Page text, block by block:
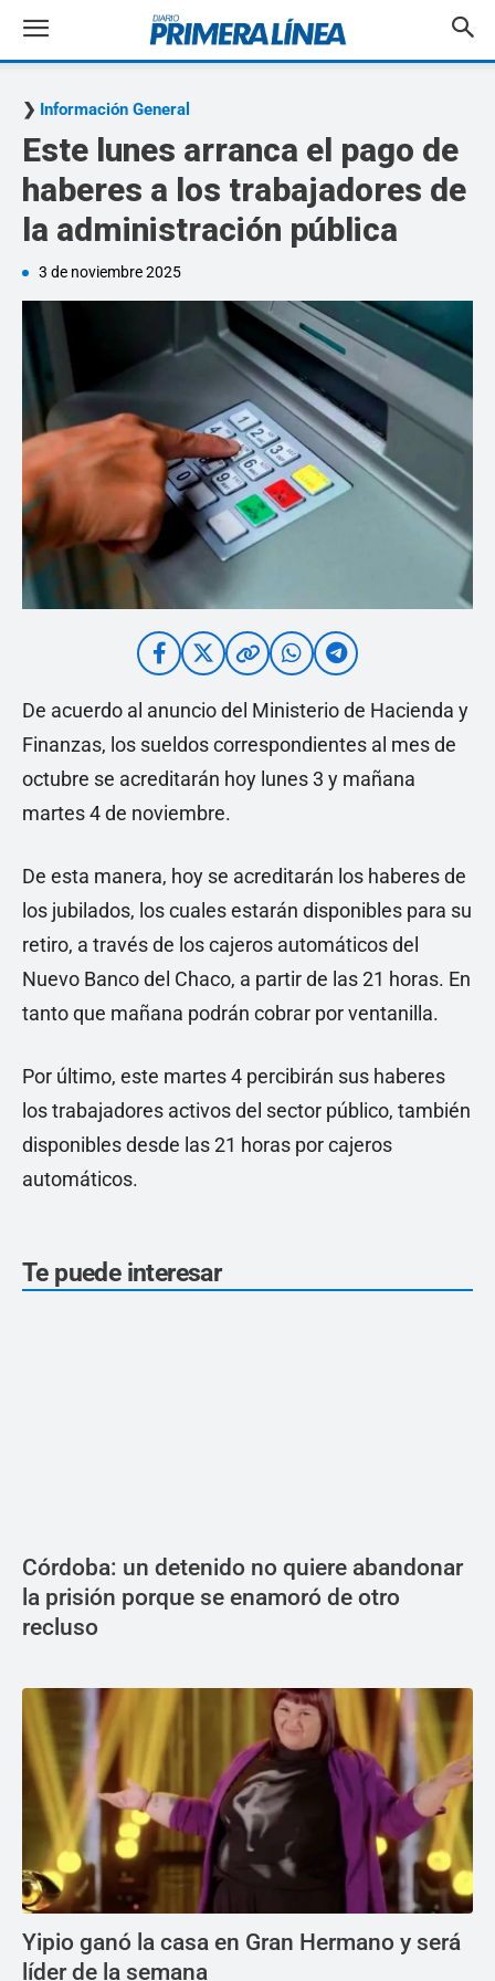
Información General
Este lunes arranca el pago de
haberes a los trabajadores de
la administración pública
3 de noviembre 2025
De acuerdo al anuncio del Ministerio de Hacienda y
Finanzas, los sueldos correspondientes al mes de
octubre se acreditarán hoy lunes 3 y mañana
martes 4 de noviembre.
De esta manera, hoy se acreditarán los haberes de
los jubilados, los cuales estarán disponibles para su
retiro, a través de los cajeros automáticos del
Nuevo Banco del Chaco, a partir de las 21 horas. En
tanto que mañana podrán cobrar por ventanilla.
Por último, este martes 4 percibirán sus haberes
los trabajadores activos del sector público, también
disponibles desde las 21 horas por cajeros
automáticos.
Te puede interesar
Córdoba: un detenido no quiere abandonar
la prisión porque se enamoró de otro
recluso
Yipio ganó la casa en Gran Hermano y será
líder de la semana